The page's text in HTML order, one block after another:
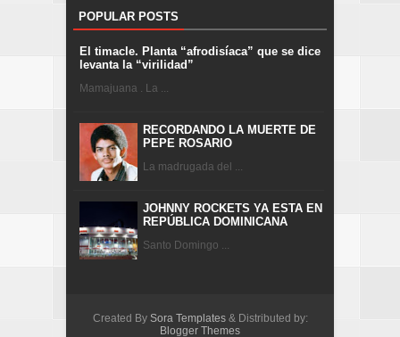
POPULAR POSTS
El timacle. Planta “afrodisíaca” que se dice
levanta la “virilidad”
Mamajuana . La ...
RECORDANDO LA MUERTE DE
PEPE ROSARIO
La madrugada del ...
JOHNNY ROCKETS YA ESTA EN
REPÚBLICA DOMINICANA
Santo Domingo ...
Created By Sora Templates& Distributed by:
Blogger Themes